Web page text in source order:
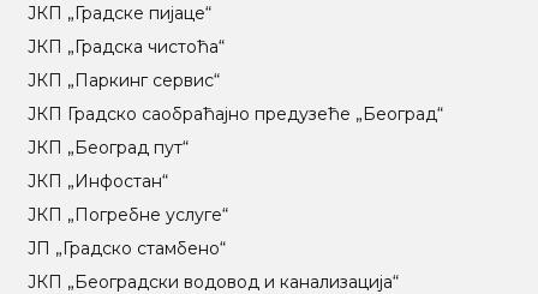
ЈКП „Градске пијаце“
ЈКП „Градска чистоћа“
ЈКП „Паркинг сервис“
ЈКП Градско саобраћајно предузеће „Београд“
ЈКП „Београд пут“
ЈКП „Инфостан“
ЈКП „Погребне услуге“
ЈП „Градско стамбено“
ЈКП „Београдски водовод и канализација“